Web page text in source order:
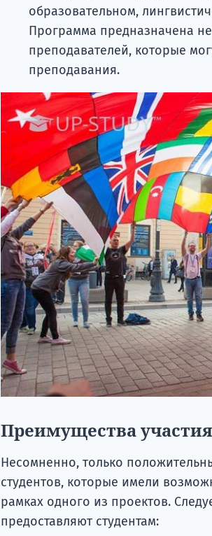
образовательном,
Программа предназначена
преподавателей, которые
преподавания.
Преимущества
Несомненно, только
студентов, которые имели
рамках одного из проектов.
предоставляют студентам: